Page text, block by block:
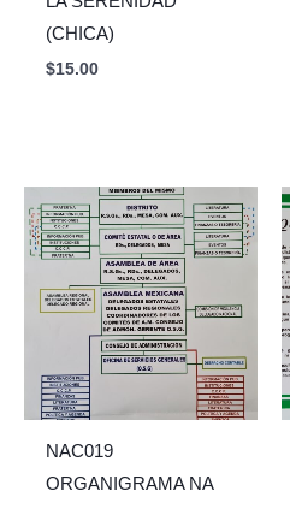
(CHICA)
$15.00
NAC019
ORGANIGRAMA NA